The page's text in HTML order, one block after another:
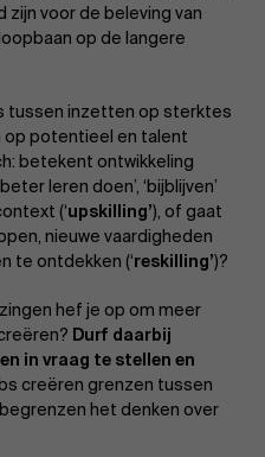
zijn voor de beleving van
op de langere
tussen inzetten op sterktes
op potentieel en talent
betekent ontwikkeling
leren doen’, ‘bijblijven’
(‘upskilling’), of gaat
nieuwe vaardigheden
te ontdekken (‘reskilling’)?
hef je op om meer
Durf daarbij
in vraag te stellen en
creëren grenzen tussen
het denken over